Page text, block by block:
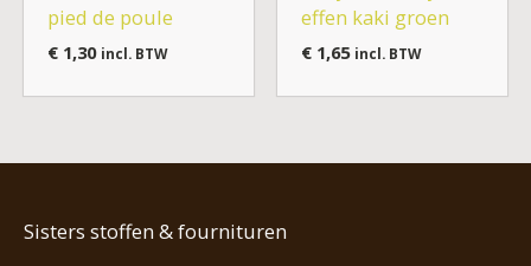
pied de poule
€1,30 incl. BTW
effen kaki groen
€1,65 incl. BTW
Sisters stoffen & fournituren